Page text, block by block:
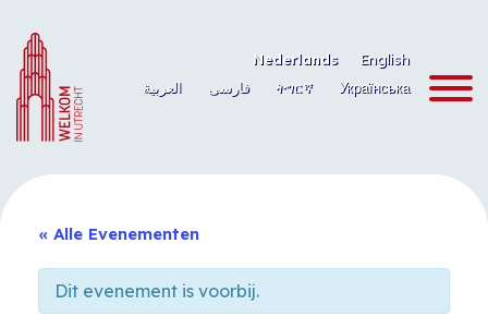
naar
de
inhoud
Nederlands
English
العربية
فارسی ትግርኛ Українська
« Alle Evenementen
Dit evenement is voorbij.